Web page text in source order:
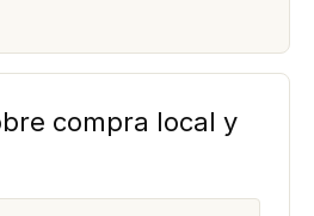
compra local y